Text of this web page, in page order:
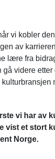
vi kobler
av
lære fra
videre
vi har av
vist et stort
Norge.